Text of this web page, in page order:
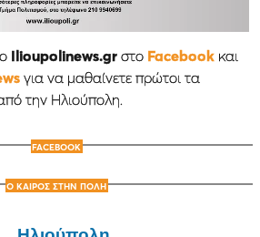
Ilioupolinews.grστο Facebookκαι
για να μαθαίνετε πρώτοι τα
την Ηλιούπολη.
FACEBOOK
Ο ΚΑΙΡΟΣ ΣΤΗΝ ΠΟΛΗ